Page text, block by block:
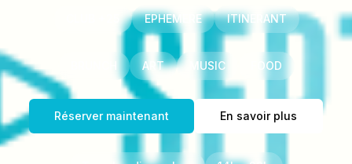
EPHEMERE ITINERANT
ART MUSIC FOOD
Réserver maintenant En savoir plus